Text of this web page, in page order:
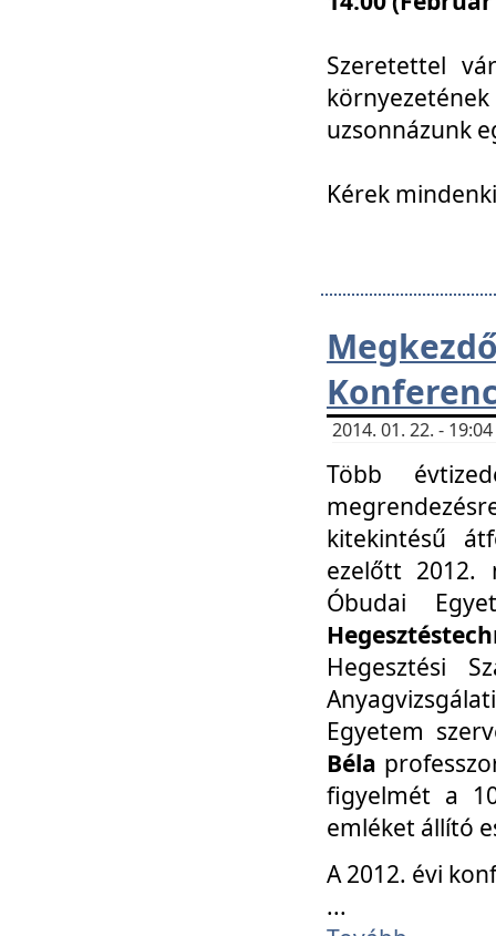
Szeretettel
uzsonnázunk
Kérek
2014. 01. 22. -
Több
kitekintésű
ezelőtt 2012.
Óbudai
Hegesztési
Egyetem
Béla
figyelmét a
emléket állító
A 2012. évi
...